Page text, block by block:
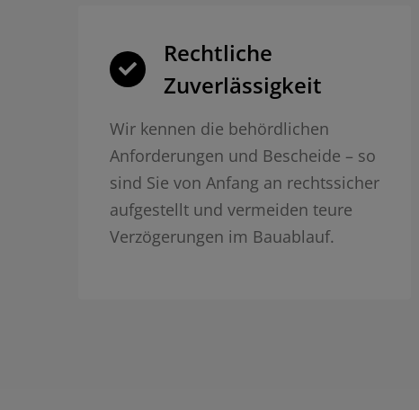
Rechtliche
Zuverlässigkeit
Wir kennen die behördlichen
Anforderungen und Bescheide – so
sind Sie von Anfang an rechtssicher
aufgestellt und vermeiden teure
Verzögerungen im Bauablauf.